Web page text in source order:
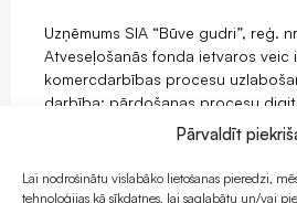
Pārvaldīt
Lai nodrošinātu vislabāko lietošanas pieredzi,
tehnoloģijas kā sīkdatnes, lai saglabātu un/vai
Uzņēmums SIA “Būve gudri”, reģ.
Atveseļošanās fonda ietvaros veic
komercdarbības procesu
darbība: pārdošanas procesu
mājaslapas ar e-komercijas
Projekts tiek īstenots ar Eiropas
Atveseļošanas fonda atbalstu.